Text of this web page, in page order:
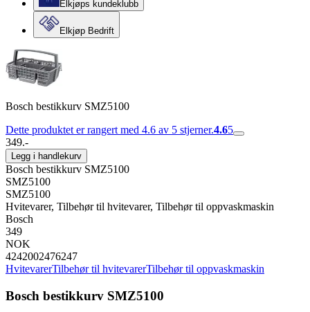
Elkjøps kundeklubb
Elkjøp Bedrift
Bosch bestikkurv SMZ5100
Dette produktet er rangert med 4.6 av 5 stjerner.4.65
349.-
Legg i handlekurv
Bosch bestikkurv SMZ5100
SMZ5100
SMZ5100
Hvitevarer, Tilbehør til hvitevarer, Tilbehør til oppvaskmaskin
Bosch
349
NOK
4242002476247
HvitevarerTilbehør til hvitevarerTilbehør til oppvaskmaskin
Bosch bestikkurv SMZ5100